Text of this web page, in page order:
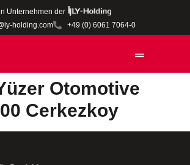
Unternehmen der
holding.com
+49 (0) 6061 7064-0
Otomotive
Cerkezkoy